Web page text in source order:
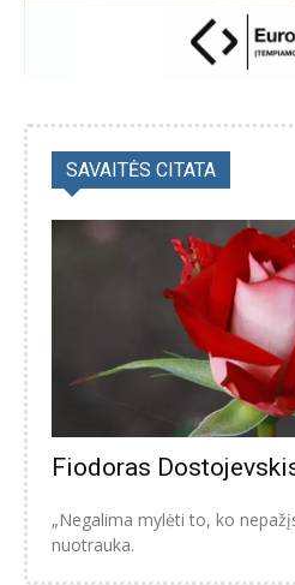
SAVAITĖS CITATA
Fiodoras
„Negalima mylėti to, ko
nuotrauka.